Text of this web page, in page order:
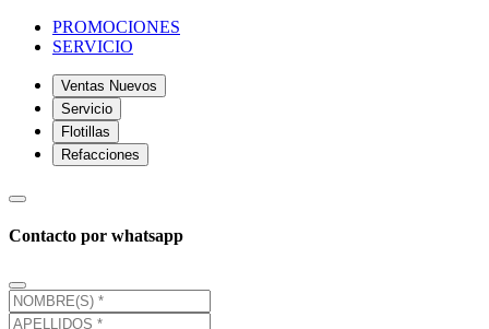
PROMOCIONES
SERVICIO
Ventas Nuevos
Servicio
Flotillas
Refacciones
Contacto por whatsapp